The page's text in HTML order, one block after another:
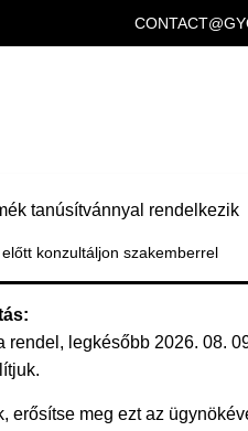
tanúsítvánnyal rendelkezik
konzultáljon szakemberrel
rendel, legkésőbb 2026. 08.
erősítse meg ezt az